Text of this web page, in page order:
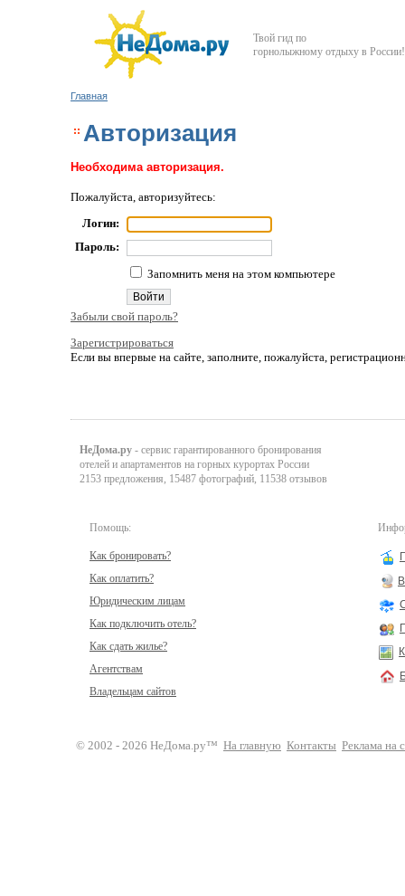
Твой гид по
горнолыжному отдыху в России!
Главная
Авторизация
Необходима авторизация.
Пожалуйста, авторизуйтесь:
Логин:
Пароль:
Запомнить меня на этом компьютере
Забыли свой пароль?
Зарегистрироваться
Если вы впервые на сайте, заполните, пожалуйста,
НеДома.ру - сервис гарантированного бронирования
отелей и апартаментов на горных курортах России
2153 предложения, 15487 фотографий, 11538 отзывов
Помощь:
Как бронировать?
Как оплатить?
Юридическим лицам
Как подключить отель?
Как сдать жилье?
Агентствам
Владельцам сайтов
© 2002 - 2026 НеДома.ру™ На главную Контакты Реклама на